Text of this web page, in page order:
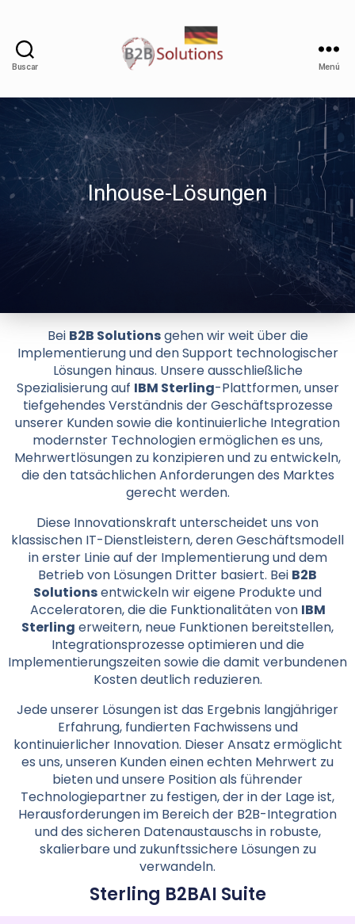
Buscar Menú
Inhouse-Lösungen
Bei B2B Solutionsgehen wir weit über die
Implementierung und den Support technologischer
Lösungen hinaus. Unsere ausschließliche
Spezialisierung auf IBM Sterling-Plattformen, unser
tiefgehendes Verständnis der Geschäftsprozesse
unserer Kunden sowie die kontinuierliche Integration
modernster Technologien ermöglichen es uns,
Mehrwertlösungen zu konzipieren und zu entwickeln,
die den tatsächlichen Anforderungen des Marktes
gerecht werden.
Diese Innovationskraft unterscheidet uns von
klassischen IT-Dienstleistern, deren Geschäftsmodell
in erster Linie auf der Implementierung und dem
Betrieb von Lösungen Dritter basiert. Bei B2B
Solutionsentwickeln wir eigene Produkte und
Acceleratoren, die die Funktionalitäten von IBM
Sterling erweitern, neue Funktionen bereitstellen,
Integrationsprozesse optimieren und die
Implementierungszeiten sowie die damit verbundenen
Kosten deutlich reduzieren.
Jede unserer Lösungen ist das Ergebnis langjähriger
Erfahrung, fundierten Fachwissens und
kontinuierlicher Innovation. Dieser Ansatz ermöglicht
es uns, unseren Kunden einen echten Mehrwert zu
bieten und unsere Position als führender
Technologiepartner zu festigen, der in der Lage ist,
Herausforderungen im Bereich der B2B-Integration
und des sicheren Datenaustauschs in robuste,
skalierbare und zukunftssichere Lösungen zu
verwandeln.
Sterling B2BAI Suite